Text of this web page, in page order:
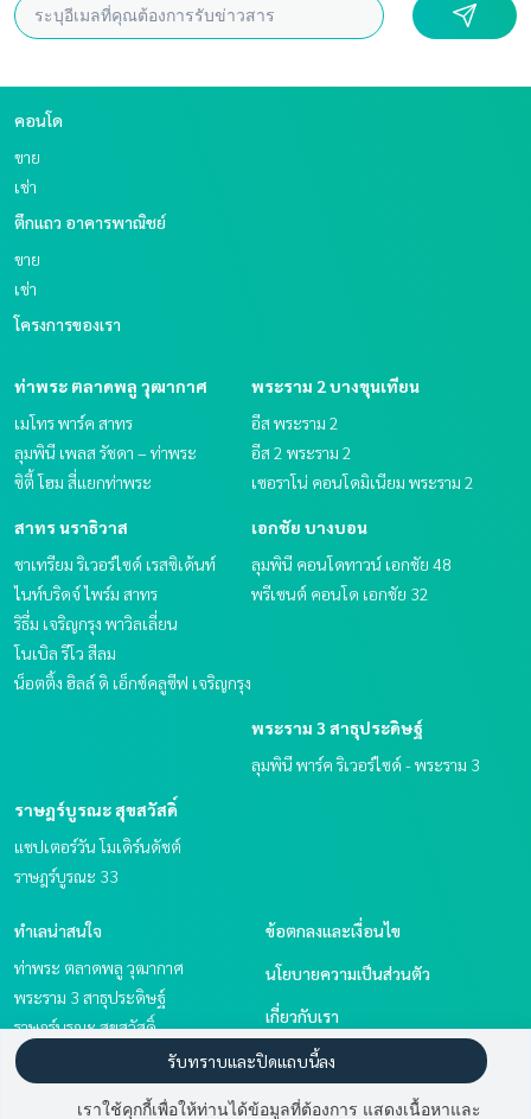
คอนโด
ขาย
เช่า
ตึกแถว อาคารพาณิชย์
ขาย
เช่า
โครงการของเรา
ท่าพระ ตลาดพลู วุฒากาศ
เมโทร พาร์ค สาทร
ลุมพินี เพลส รัชดา – ท่าพระ
ซิตี้ โฮม สี่แยกท่าพระ
พระราม 2 บางขุนเทียน
อีส พระราม 2
อีส 2 พระราม 2
เซอราโน่ คอนโดมิเนียม พระราม 2
สาทร นราธิวาส
ชาเทรียม ริเวอร์ไซด์ เรสซิเด้นท์
ไนท์บริดจ์ ไพร์ม สาทร
ริธึ่ม เจริญกรุง พาวิลเลี่ยน
โนเบิล รีโว สีลม
น็อตติ้ง ฮิลล์ ดิ เอ็กซ์คลูซีฟ เจริญกรุง
เอกชัย บางบอน
ลุมพินี คอนโดทาวน์ เอกชัย 48
พรีเซนต์ คอนโด เอกชัย 32
พระราม 3 สาธุประดิษฐ์
ลุมพินี พาร์ค ริเวอร์ไซด์ - พระราม 3
ราษฎร์บูรณะ สุขสวัสดิ์
แชปเตอร์วัน โมเดิร์นดัชต์
ราษฎร์บูรณะ 33
ทำเลน่าสนใจ
ท่าพระ ตลาดพลู วุฒากาศ
พระราม 3 สาธุประดิษฐ์
ราษฎร์บูรณะ สุขสวัสดิ์
พระราม 2 บางขุนเทียน
สาทร นราธิวาส
ข้อตกลงและเงื่อนไข
นโยบายความเป็นส่วนตัว
เกี่ยวกับเรา
วิธีการฝากขาย-เช่า
ติดต่อ
เราใช้คุกกี้เพื่อให้ท่านได้ข้อมูลที่ต้องการ แสดงเนื้อหาและ
รับทราบและปิดแถบนี้ลง